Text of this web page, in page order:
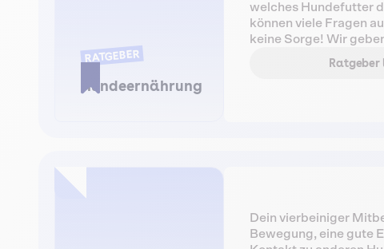
RATGEBER
Hundeernährung
welches Hundefutter
können viele Fragen
keine Sorge! Wir
Ratgeber
Dein vierbeiniger
Bewegung, eine gute